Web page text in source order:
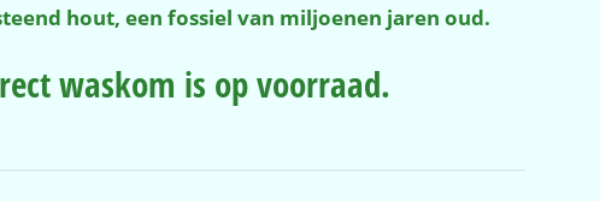
hout, een fossiel van miljoenen jaren oud.
waskom is op voorraad.